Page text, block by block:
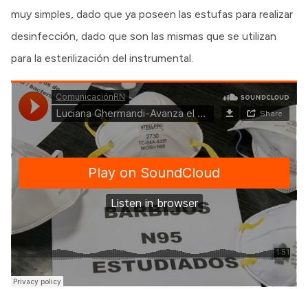
muy simples, dado que ya poseen las estufas para realizar
desinfección, dado que son las mismas que se utilizan
para la esterilización del instrumental.